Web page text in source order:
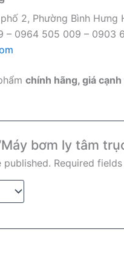
2, Phường Bình Hưng
– 0964 505 009 – 0903
chính hãng, giá
bơm ly tâm
published. Required